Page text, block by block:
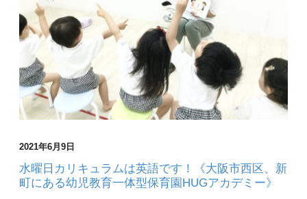
2021年6月9日
水曜日カリキュラムは英語です！《大阪市西区、新
町にある幼児教育一体型保育園HUGアカデミー》